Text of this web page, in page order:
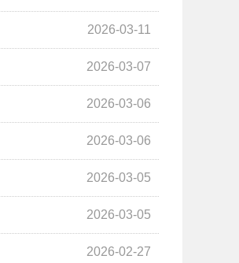
2026-03-11
2026-03-07
2026-03-06
2026-03-06
2026-03-05
2026-03-05
2026-02-27